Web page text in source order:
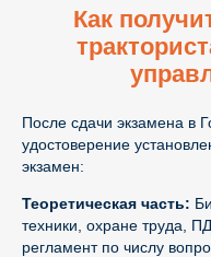
Как
После сдачи экзамена в
удостоверение
экзамен:
Теоретическая часть:
техники, охране труда,
регламент по числу